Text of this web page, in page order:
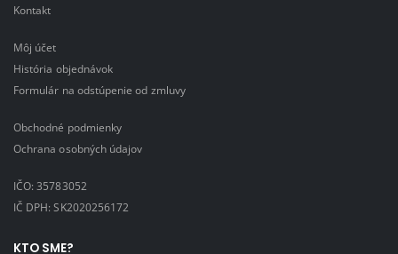
Kontakt
Môj účet
História objednávok
Formulár na odstúpenie od zmluvy
Obchodné podmienky
Ochrana osobných údajov
IČO: 35783052
IČ DPH: SK2020256172
KTO SME?